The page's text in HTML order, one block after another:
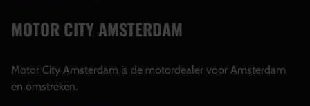
MOTOR CITY AMSTERDAM
Motor City Amsterdam is de motordealer voor Amsterdam
en omstreken.